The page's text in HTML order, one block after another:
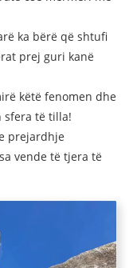
ka bërë që shtufi
prej guri kanë
këtë fenomen dhe
sfera të tilla!
prejardhje
vende të tjera të